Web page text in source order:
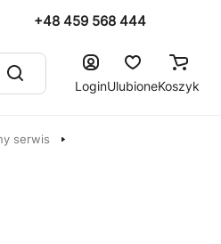
+48 459 568 444
LoginUlubioneKoszyk
serwis